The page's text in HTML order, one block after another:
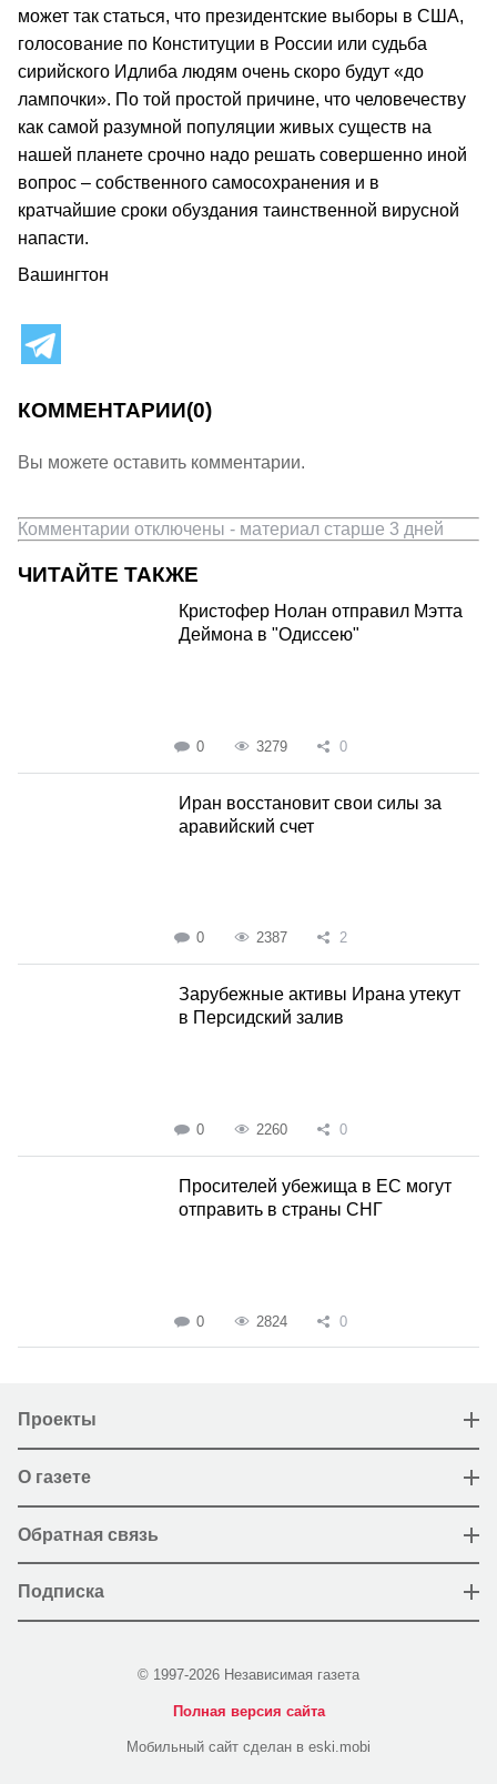
может так статься, что президентские выборы в США,
голосование по Конституции в России или судьба
сирийского Идлиба людям очень скоро будут «до
лампочки». По той простой причине, что человечеству
как самой разумной популяции живых существ на
нашей планете срочно надо решать совершенно иной
вопрос – собственного самосохранения и в
кратчайшие сроки обуздания таинственной вирусной
напасти.
Вашингтон
КОММЕНТАРИИ(0)
Вы можете оставить комментарии.
Комментарии отключены - материал старше 3 дней
ЧИТАЙТЕ ТАКЖЕ
Кристофер Нолан отправил Мэтта
Деймона в "Одиссею"
0 3279 0
Иран восстановит свои силы за
аравийский счет
0 2387 2
Зарубежные активы Ирана утекут
в Персидский залив
0 2260 0
Просителей убежища в ЕС могут
отправить в страны СНГ
0 2824 0
Проекты
О газете
Обратная связь
Подписка
© 1997-2026 Независимая газета
Полная версия сайта
Мобильный сайт сделан в eski.mobi